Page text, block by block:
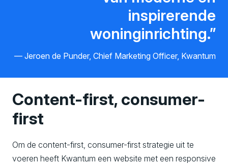
inspirerende
woninginrichting.
Jeroen de Punder, Chief Marketing Officer, Kwantum
Content-first, consumer-
first
Om de content-first, consumer-first strategie uit te
voeren heeft Kwantum een website met een responsive